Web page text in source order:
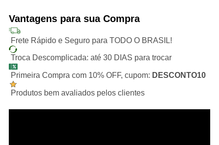
Vantagens para sua Compra
Frete Rápido e Seguro para TODO O BRASIL!
Troca Descomplicada: até 30 DIAS para trocar
Primeira Compra com 10% OFF, cupom: DESCONTO10
Produtos bem avaliados pelos clientes